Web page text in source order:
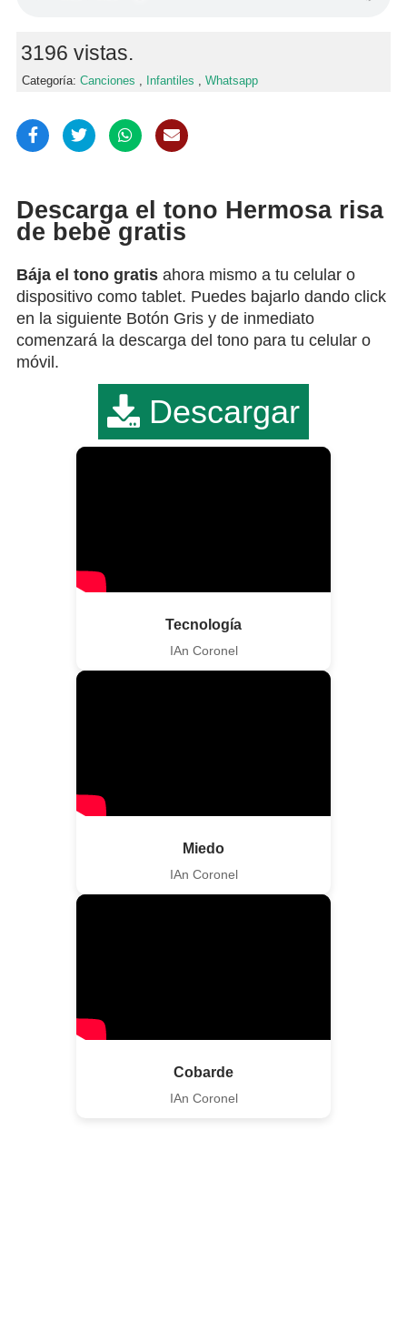
3196 vistas.
Categoría: Canciones , Infantiles , Whatsapp
Descarga el tono Hermosa risa
de bebe gratis
Bája el tono gratis ahora mismo a tu celular o
dispositivo como tablet. Puedes bajarlo dando click
en la siguiente Botón Gris y de inmediato
comenzará la descarga del tono para tu celular o
móvil.
Descargar
Tecnología
IAn Coronel
Miedo
IAn Coronel
Cobarde
IAn Coronel